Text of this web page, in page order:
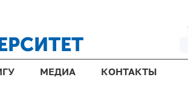
МЕДИА КОНТАКТЫ